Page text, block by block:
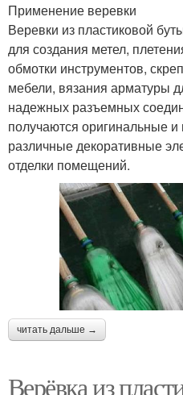
Применение веревки
Веревки из пластиковой
для создания метел,
обмотки инструментов,
мебели, вязания арматуры
надежных разъемных
получаются оригинальные
различные декоративные
отделки помещений.
читать дальше →
Верёвка из